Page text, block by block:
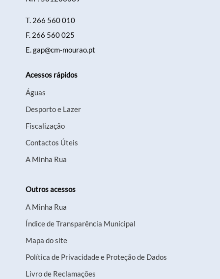
T. 266 560 010
F. 266 560 025
E.gap@cm-mourao.pt
Acessos rápidos
Águas
Desporto e Lazer
Fiscalização
Contactos Úteis
A Minha Rua
Outros acessos
A Minha Rua
Índice de Transparência Municipal
Mapa do site
Política de Privacidade e Proteção de Dados
Livro de Reclamações